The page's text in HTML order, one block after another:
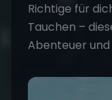
Richtige für
Tauchen –
Abenteuer und